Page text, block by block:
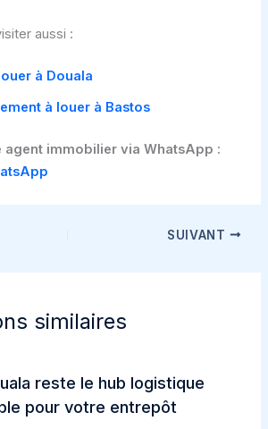
aussi :
à Douala
à louer à Bastos
agent immobilier via WhatsApp :
SUIVANT
similaires
reste le hub logistique
pour votre entrepôt